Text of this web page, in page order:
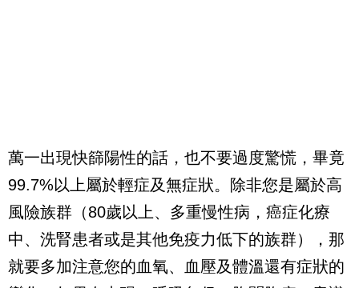
萬一出現快篩陽性的話，也不要過度驚慌，畢竟
99.7%以上屬於輕症及無症狀。除非您是屬於高
風險族群（80歲以上、多重慢性病，癌症化療
中、洗腎患者或是其他免疫力低下的族群），那
就要多加注意您的血氧、血壓及體溫還有症狀的